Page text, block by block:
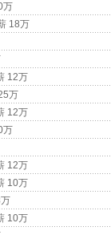
万
18万
12万
万
12万
万
12万
10万
10万